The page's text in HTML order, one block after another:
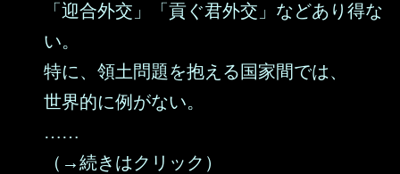
「迎合外交」「貢ぐ君外交」などあり得な
い。
特に、領土問題を抱える国家間では、
世界的に例がない。
……
（→続きはクリック）